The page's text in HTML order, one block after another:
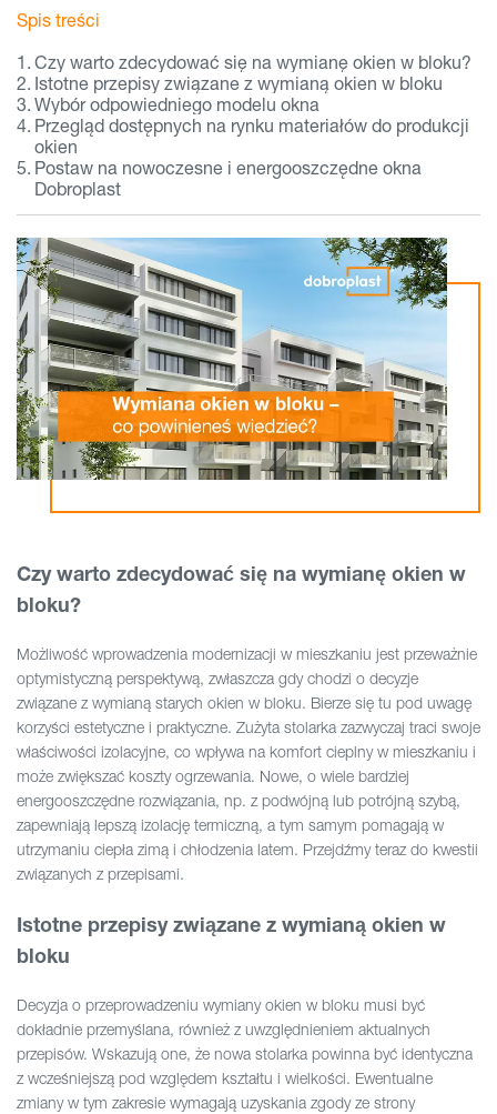
Spis treści
Czy warto zdecydować się na wymianę okien w bloku?
Istotne przepisy związane z wymianą okien w bloku
Wybór odpowiedniego modelu okna
Przegląd dostępnych na rynku materiałów do produkcji
okien
Postaw na nowoczesne i energooszczędne okna
Dobroplast
Czy warto zdecydować się na wymianę okien w
bloku?
Możliwość wprowadzenia modernizacji w mieszkaniu jest przeważnie
optymistyczną perspektywą, zwłaszcza gdy chodzi o decyzje
związane z wymianą starych okien w bloku. Bierze się tu pod uwagę
korzyści estetyczne i praktyczne. Zużyta stolarka zazwyczaj traci swoje
właściwości izolacyjne, co wpływa na komfort cieplny w mieszkaniu i
może zwiększać koszty ogrzewania. Nowe, o wiele bardziej
energooszczędne rozwiązania, np. z podwójną lub potrójną szybą,
zapewniają lepszą izolację termiczną, a tym samym pomagają w
utrzymaniu ciepła zimą i chłodzenia latem. Przejdźmy teraz do kwestii
związanych z przepisami.
Istotne przepisy związane z wymianą okien w
bloku
Decyzja o przeprowadzeniu wymiany okien w bloku musi być
dokładnie przemyślana, również z uwzględnieniem aktualnych
przepisów. Wskazują one, że nowa stolarka powinna być identyczna
z wcześniejszą pod względem kształtu i wielkości. Ewentualne
zmiany w tym zakresie wymagają uzyskania zgody ze strony